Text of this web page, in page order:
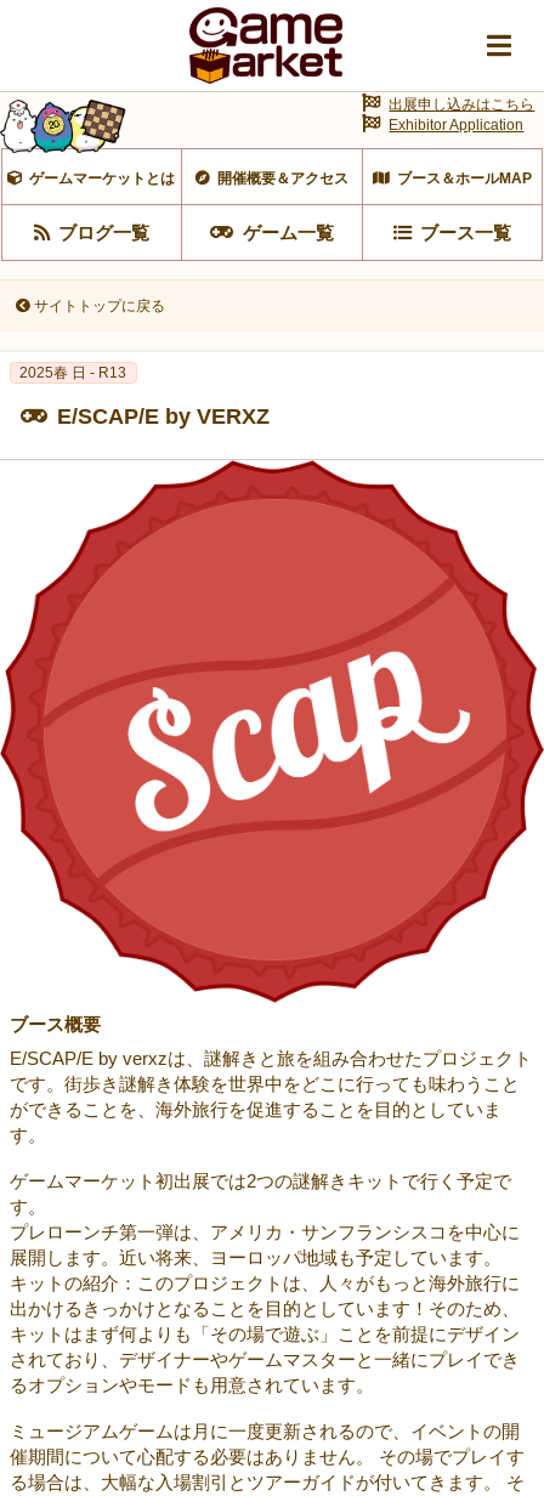
ゲームマーケットとは 開催概要＆アクセス ブース＆ホールMAP
ブログ一覧 ゲーム一覧 ブース一覧
出展申し込みはこちら
Exhibitor Application
サイトトップに戻る
2025春 日 - R13
E/SCAP/E by VERXZ
ブース概要
E/SCAP/E by verxzは、謎解きと旅を組み合わせたプロジェクト
です。街歩き謎解き体験を世界中をどこに行っても味わうこと
ができることを、海外旅行を促進することを目的としていま
す。
ゲームマーケット初出展では2つの謎解きキットで行く予定で
す。
プレローンチ第一弾は、アメリカ・サンフランシスコを中心に
展開します。近い将来、ヨーロッパ地域も予定しています。
キットの紹介：このプロジェクトは、人々がもっと海外旅行に
出かけるきっかけとなることを目的としています！そのため、
キットはまず何よりも「その場で遊ぶ」ことを前提にデザイン
されており、デザイナーやゲームマスターと一緒にプレイでき
るオプションやモードも用意されています。
ミュージアムゲームは月に一度更新されるので、イベントの開
催期間について心配する必要はありません。 その場でプレイす
る場合は、大幅な入場割引とツアーガイドが付いてきます。 そ